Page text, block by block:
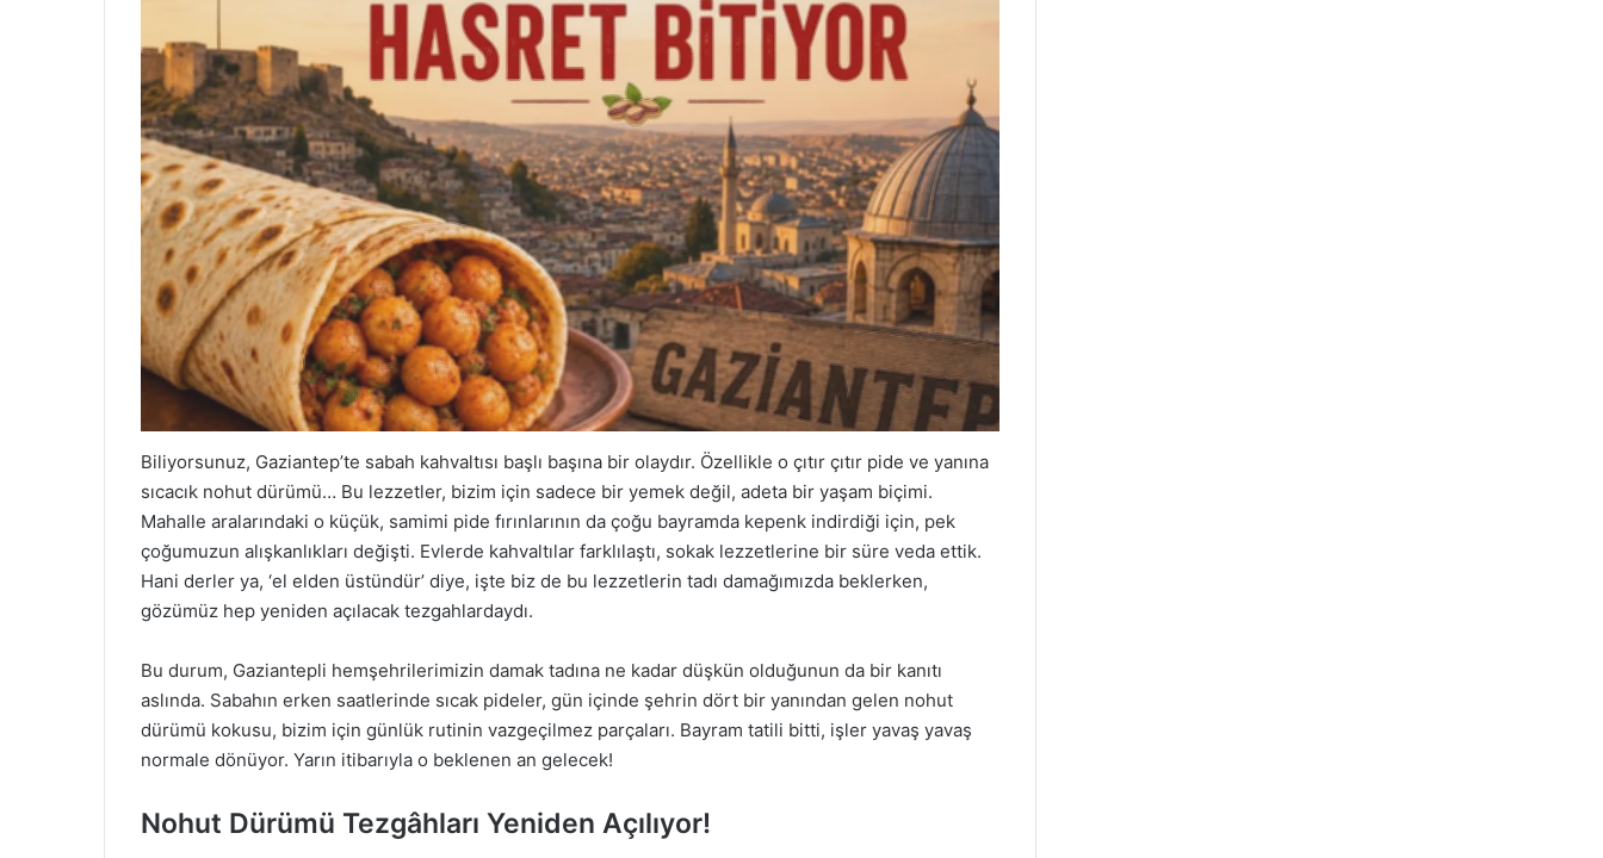
Biliyorsunuz, Gaziantep’te sabah kahvaltısı başlı başına bir olaydır. Özellikle o çıtır çıtır pide ve yanına
sıcacık nohut dürümü… Bu lezzetler, bizim için sadece bir yemek değil, adeta bir yaşam biçimi.
Mahalle aralarındaki o küçük, samimi pide fırınlarının da çoğu bayramda kepenk indirdiği için, pek
çoğumuzun alışkanlıkları değişti. Evlerde kahvaltılar farklılaştı, sokak lezzetlerine bir süre veda ettik.
Hani derler ya, ‘el elden üstündür’ diye, işte biz de bu lezzetlerin tadı damağımızda beklerken,
gözümüz hep yeniden açılacak tezgahlardaydı.
Bu durum, Gaziantepli hemşehrilerimizin damak tadına ne kadar düşkün olduğunun da bir kanıtı
aslında. Sabahın erken saatlerinde sıcak pideler, gün içinde şehrin dört bir yanından gelen nohut
dürümü kokusu, bizim için günlük rutinin vazgeçilmez parçaları. Bayram tatili bitti, işler yavaş yavaş
normale dönüyor. Yarın itibarıyla o beklenen an gelecek!
Nohut Dürümü Tezgâhları Yeniden Açılıyor!